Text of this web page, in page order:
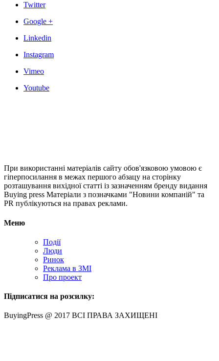
Twitter
Google +
Linkedin
Instagram
Vimeo
Youtube
При використанні матеріалів сайту обов'язковою умовою є
гіперпосилання в межах першого абзацу на сторінку
розташування вихідної статті із зазначенням бренду видання
Buying press Матеріали з позначками "Новини компаній" та
PR публікуються на правах реклами.
Меню
Події
Люди
Ринок
Реклама в ЗМІ
Про проект
Підписатися на розсилку:
BuyingPress @ 2017 ВСІ ПРАВА ЗАХИЩЕНІ